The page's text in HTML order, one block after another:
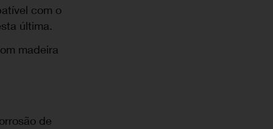
com o
última.
madeira
de